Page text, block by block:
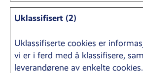
Uklassifisert (2)
Uklassifiserte cookies er
vi er i ferd med å klassifisere,
leverandørene av enkelte cookies.